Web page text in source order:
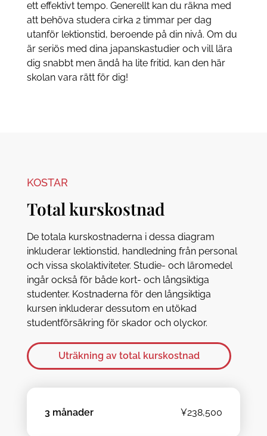
ett effektivt tempo. Generellt kan du räkna med
att behöva studera cirka 2 timmar per dag
utanför lektionstid, beroende på din nivå. Om du
är seriös med dina japanskastudier och vill lära
dig snabbt men ändå ha lite fritid, kan den här
skolan vara rätt för dig!
3 månader ¥238,500
KOSTAR
Total kurskostnad
De totala kurskostnaderna i dessa diagram
inkluderar lektionstid, handledning från personal
och vissa skolaktiviteter. Studie- och läromedel
ingår också för både kort- och långsiktiga
studenter. Kostnaderna för den långsiktiga
kursen inkluderar dessutom en utökad
studentförsäkring för skador och olyckor.
Uträkning av total kurskostnad